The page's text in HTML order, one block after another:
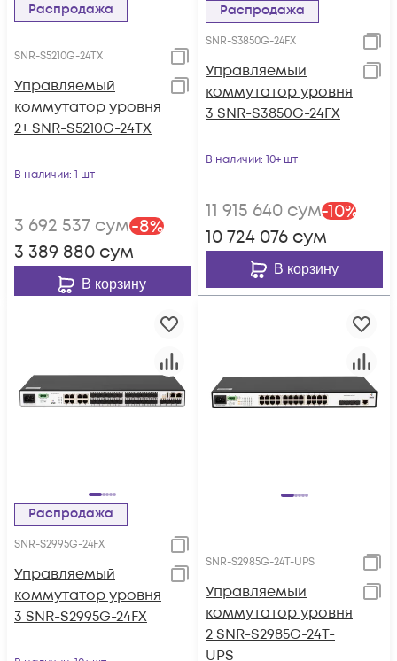
Распродажа
SNR-S5210G-24TX
Управляемый
коммутатор уровня
2+ SNR-S5210G-24TX
В наличии: 1 шт
3 692 537 сум-8%
3 389 880 сум
В корзину
Распродажа
SNR-S3850G-24FX
Управляемый
коммутатор уровня
3 SNR-S3850G-24FX
В наличии: 10+ шт
11 915 640 сум-10%
10 724 076 сум
В корзину
Распродажа
SNR-S2995G-24FX
Управляемый
коммутатор уровня
3 SNR-S2995G-24FX
SNR-S2985G-24T-UPS
Управляемый
коммутатор уровня
2 SNR-S2985G-24T-
UPS